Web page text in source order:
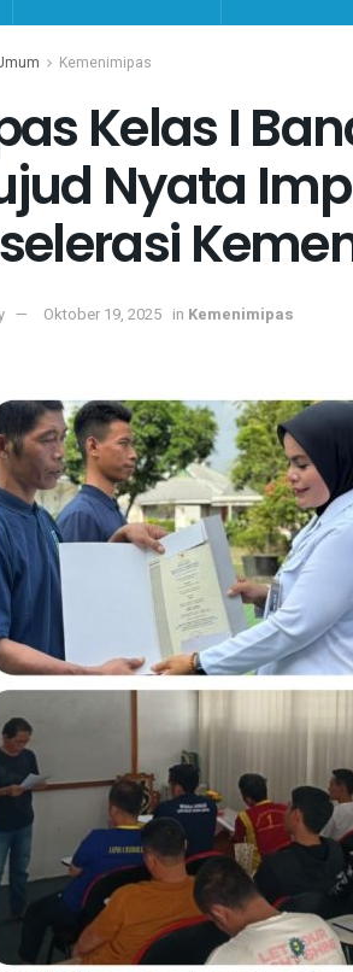
Kemenimipas
Kelas I
Nyata
Oktober 19, 2025 in Kemenimipas